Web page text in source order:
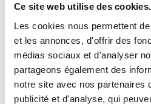
Ce site web utilise des cookies.
Les cookies nous permettent
et les annonces, d'offrir des
médias sociaux et d'analyser
partageons également des
notre site avec nos partenaires
publicité et d'analyse, qui